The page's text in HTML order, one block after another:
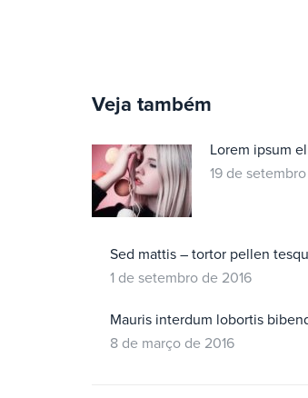
Veja também
Lorem ipsum
19 de
Sed mattis – tortor pellen
1 de setembro de 2016
Mauris interdum lobortis
8 de março de 2016